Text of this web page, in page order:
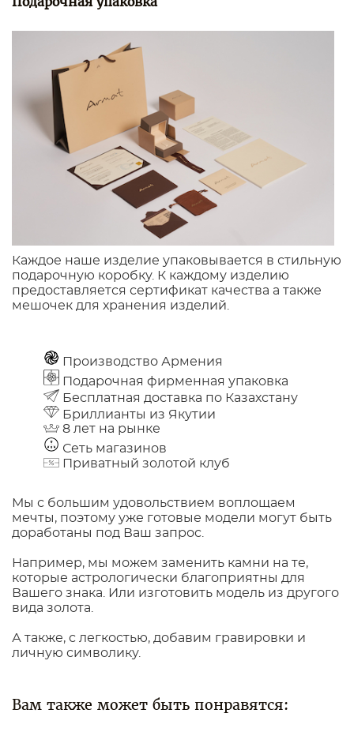
Каждое наше изделие упаковывается в стильную
подарочную коробку. К каждому изделию
предоставляется сертификат качества а также
мешочек для хранения изделий.
Производство Армения
Подарочная фирменная упаковка
Бесплатная доставка по Казахстану
Бриллианты из Якутии
8 лет на рынке
Сеть магазинов
Приватный золотой клуб
Мы с большим удовольствием воплощаем
мечты, поэтому уже готовые модели могут быть
доработаны под Ваш запрос.
Например, мы можем заменить камни на те,
которые астрологически благоприятны для
Вашего знака. Или изготовить модель из другого
вида золота.
А также, с легкостью, добавим гравировки и
личную символику.
Вам также может быть понравятся: